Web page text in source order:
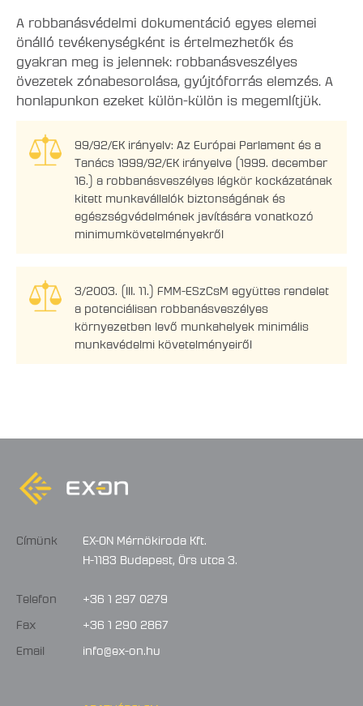
A robbanásvédelmi dokumentáció egyes elemei
önálló tevékenységként is értelmezhetők és
gyakran meg is jelennek: robbanásveszélyes
övezetek zónabesorolása, gyújtóforrás elemzés. A
honlapunkon ezeket külön-külön is megemlítjük.
99/92/EK irányelv: Az Európai Parlament és a
Tanács 1999/92/EK irányelve (1999. december
16.) a robbanásveszélyes légkör kockázatának
kitett munkavállalók biztonságának és
egészségvédelmének javítására vonatkozó
minimumkövetelményekről
3/2003. (III. 11.) FMM-ESzCsM együttes rendelet
a potenciálisan robbanásveszélyes
környezetben levő munkahelyek minimális
munkavédelmi követelményeiről
Címünk
EX-ON Mérnökiroda Kft.
H-1183 Budapest, Örs utca 3.
Telefon
+36 1 297 0279
Fax
+36 1 290 2867
Email
info@ex-on.hu